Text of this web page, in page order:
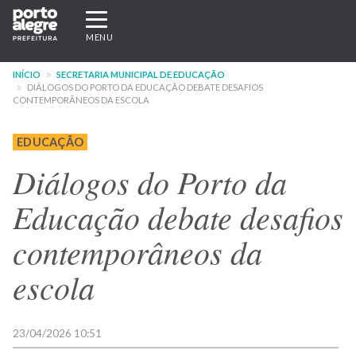
Pular
para
conteúdo
principal
Expandir/recolher
navegação
MENU
INÍCIO
SECRETARIA MUNICIPAL DE EDUCAÇÃO
DIÁLOGOS DO PORTO DA EDUCAÇÃO DEBATE DESAFIOS
CONTEMPORÂNEOS DA ESCOLA
EDUCAÇÃO
Diálogos do Porto da
Educação debate desafios
contemporâneos da
escola
23/04/2026 10:51